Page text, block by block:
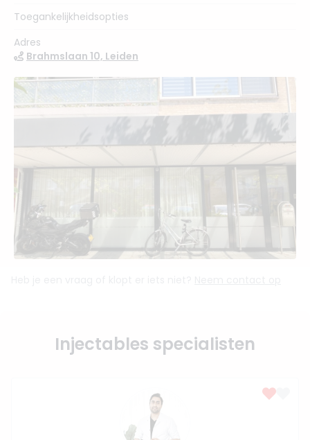
Toegankelijkheidsopties
Adres
Brahmslaan 10, Leiden
Injectables specialisten